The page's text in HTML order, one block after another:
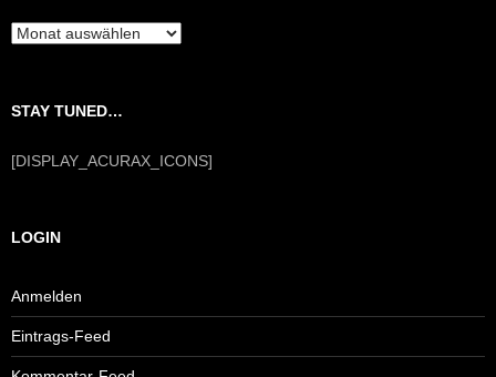
Archiv
STAY TUNED…
[DISPLAY_ACURAX_ICONS]
LOGIN
Anmelden
Eintrags-Feed